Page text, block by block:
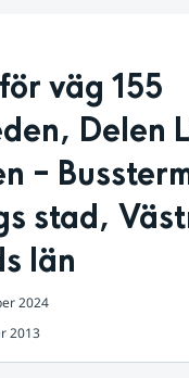
väg 155
Delen
–
stad,
län
2024
2013